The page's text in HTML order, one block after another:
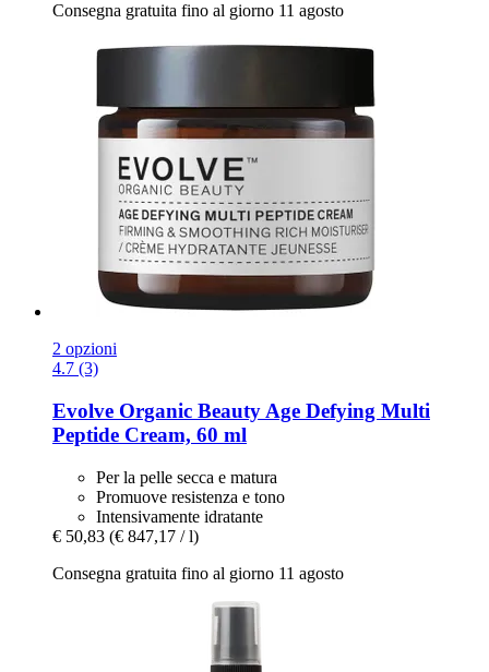
Consegna gratuita fino al giorno 11 agosto
2 opzioni
4.7 (3)
Evolve Organic Beauty Age Defying Multi
Peptide Cream, 60 ml
Per la pelle secca e matura
Promuove resistenza e tono
Intensivamente idratante
€ 50,83 (€ 847,17 / l)
Consegna gratuita fino al giorno 11 agosto